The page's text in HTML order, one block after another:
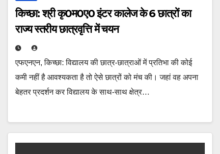
किच्छा: श्री कृ0म0ए0 इंटर कालेज के 6 छात्रों का
राज्य स्तरीय छात्रवृत्ति में चयन
एफएनएन, किच्छा: विद्यालय की छात्र-छात्राओं में प्रतिभा की कोई
कमी नहीं है आवश्यकता है तो ऐसे छात्रों को मंच की। जहां वह अपना
बेहतर प्रदर्शन कर विद्यालय के साथ-साथ क्षेत्र…